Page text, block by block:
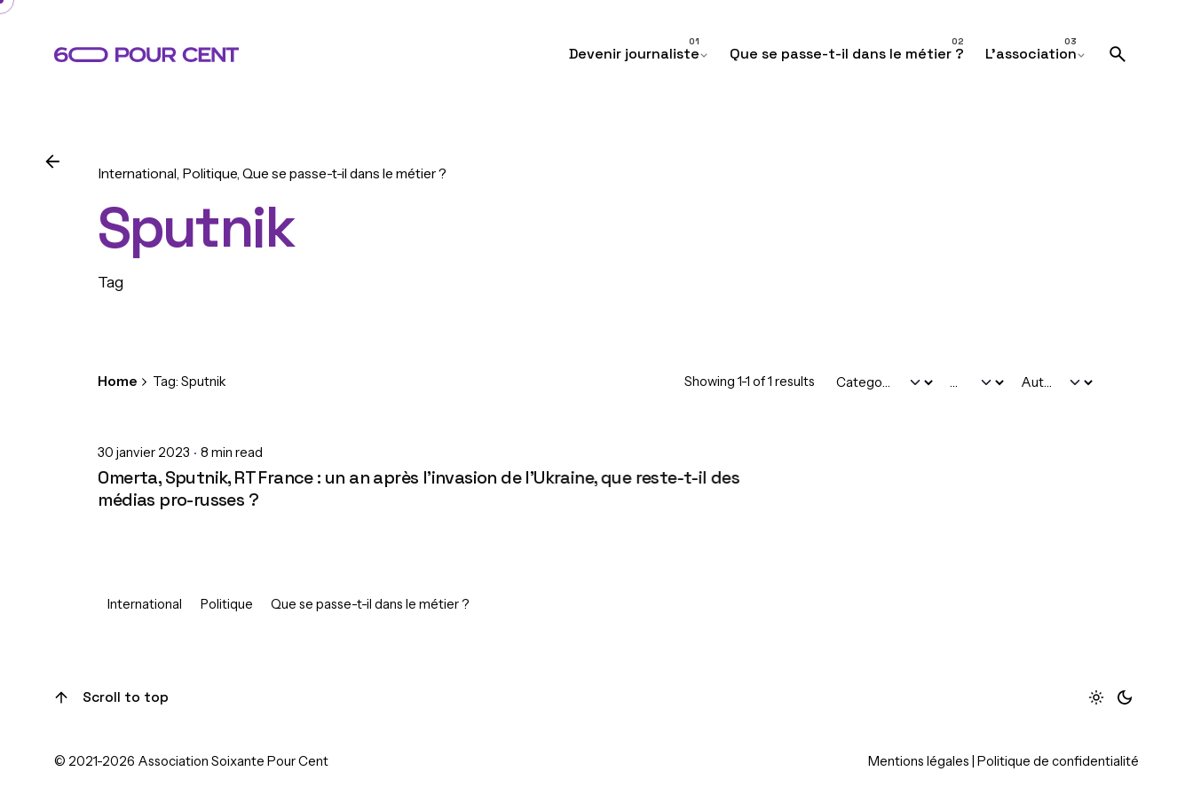
Skip
Devenir journaliste Que se passe-t-il dans le métier ? L’association
International Politique Que se passe-t-il dans le métier ?
Sputnik
Tag
Home Tag: Sputnik Showing 1-1 of 1 results
30 janvier 2023 8 min read
Omerta, Sputnik, RT France : un an après l’invasion de l’Ukraine, que reste-t-il des
médias pro-russes ?
International Politique Que se passe-t-il dans le métier ?
Scroll to top
© 2021-2026 Association Soixante Pour Cent Mentions légales Politique de confidentialité